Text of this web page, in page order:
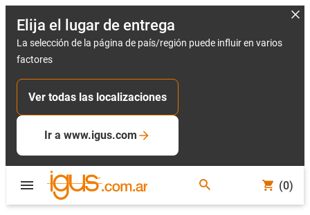
Elija el lugar de entrega
La selección de la página de país/región puede influir en varios
factores
Ver todas las localizaciones
Ir a www.igus.com
(0)